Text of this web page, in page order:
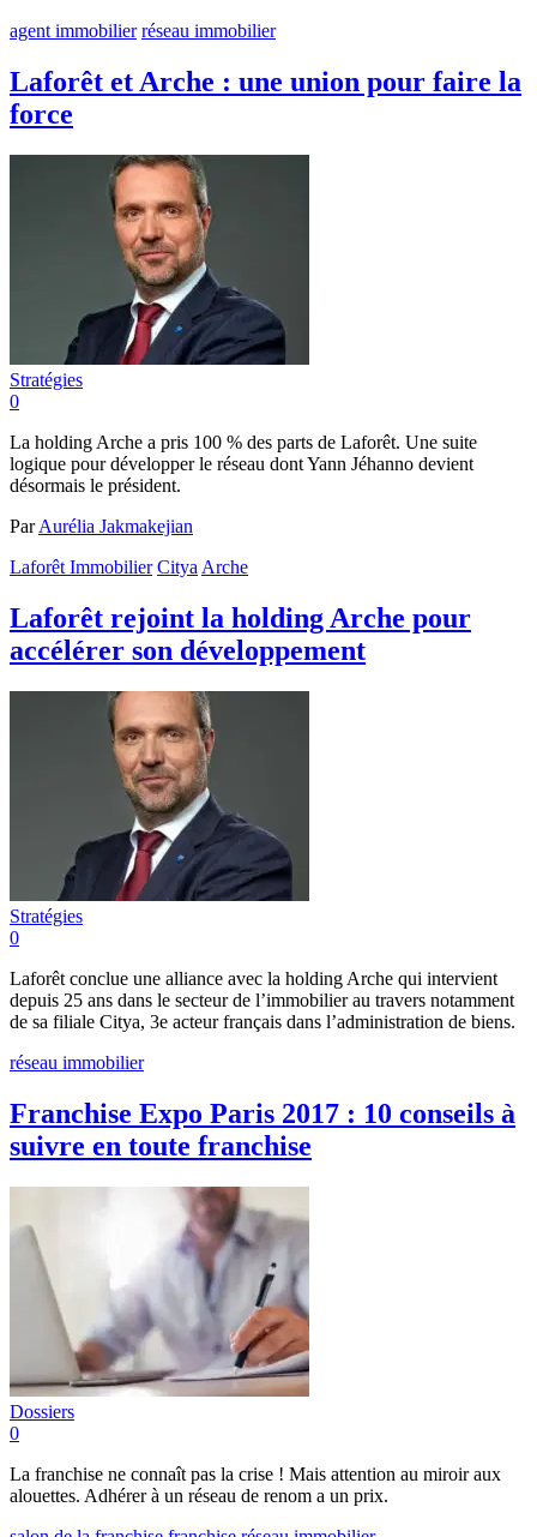
agent immobilier réseau immobilier
Laforêt et Arche : une union pour faire la
force
Stratégies
0
La holding Arche a pris 100 % des parts de Laforêt. Une suite
logique pour développer le réseau dont Yann Jéhanno devient
désormais le président.
ParAurélia Jakmakejian
Laforêt Immobilier Citya Arche
Laforêt rejoint la holding Arche pour
accélérer son développement
Stratégies
0
Laforêt conclue une alliance avec la holding Arche qui intervient
depuis 25 ans dans le secteur de l’immobilier au travers notamment
de sa filiale Citya, 3e acteur français dans l’administration de biens.
réseau immobilier
Franchise Expo Paris 2017 : 10 conseils à
suivre en toute franchise
Dossiers
0
La franchise ne connaît pas la crise ! Mais attention au miroir aux
alouettes. Adhérer à un réseau de renom a un prix.